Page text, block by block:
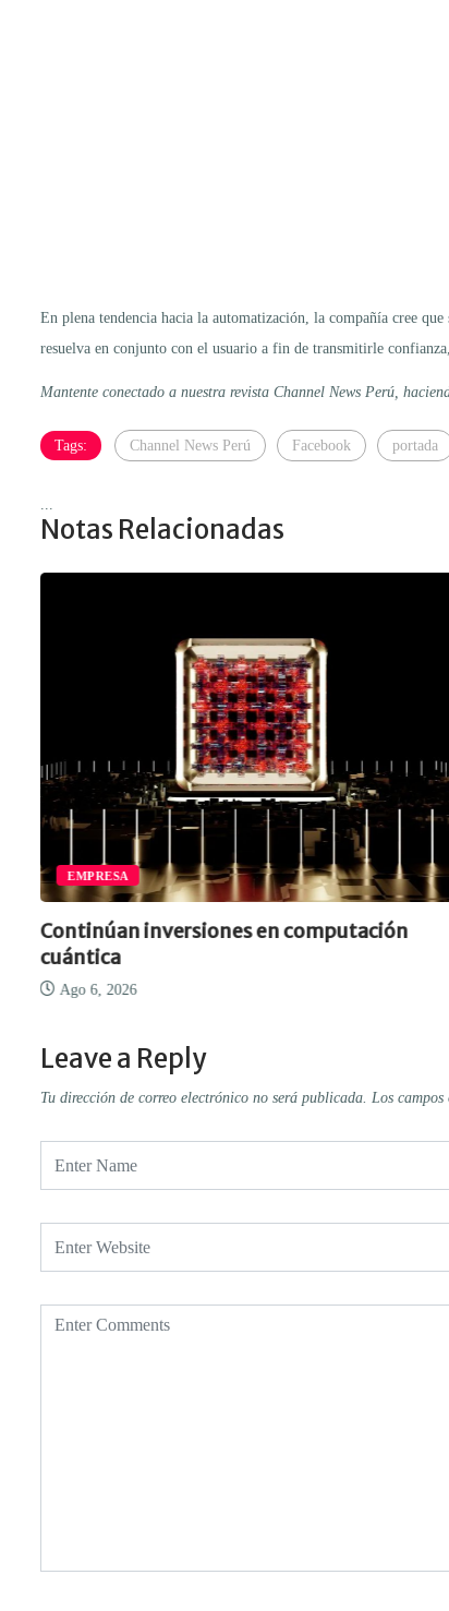
En plena tendencia hacia la automatización, la compañía cree
resuelva en conjunto con el usuario a fin de transmitirle
Mantente conectado a nuestra revista Channel News Perú,
Tags: Channel News Perú Facebook portada
Notas Relacionadas
EMPRESA
Continúan inversiones en computación
cuántica
Ago 6, 2026
Leave a Reply
Tu dirección de correo electrónico no será publicada. Los